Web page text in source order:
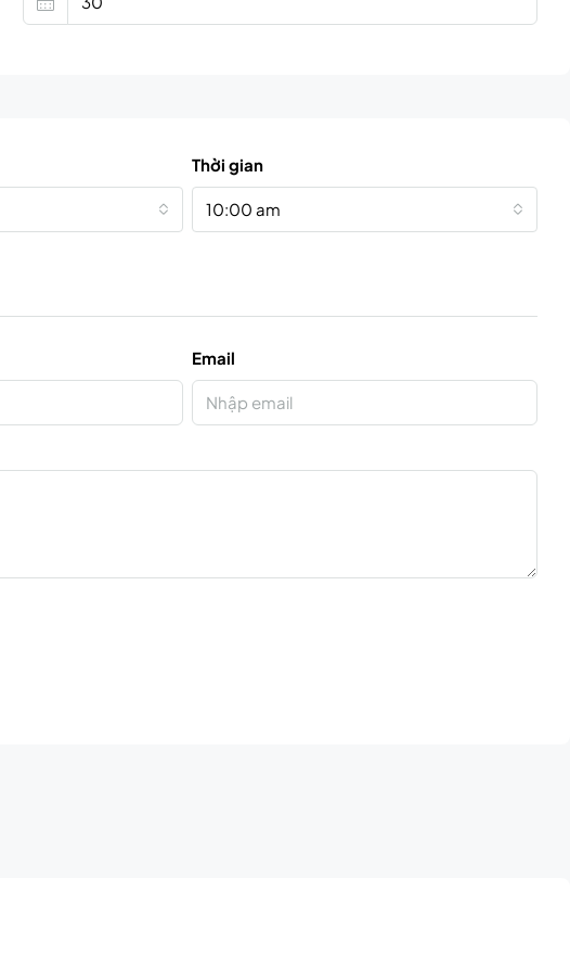
Thời gian
10:00 am
Email